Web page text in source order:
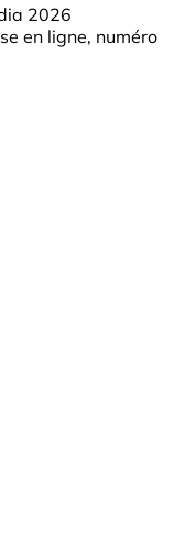
2026
en ligne, numéro